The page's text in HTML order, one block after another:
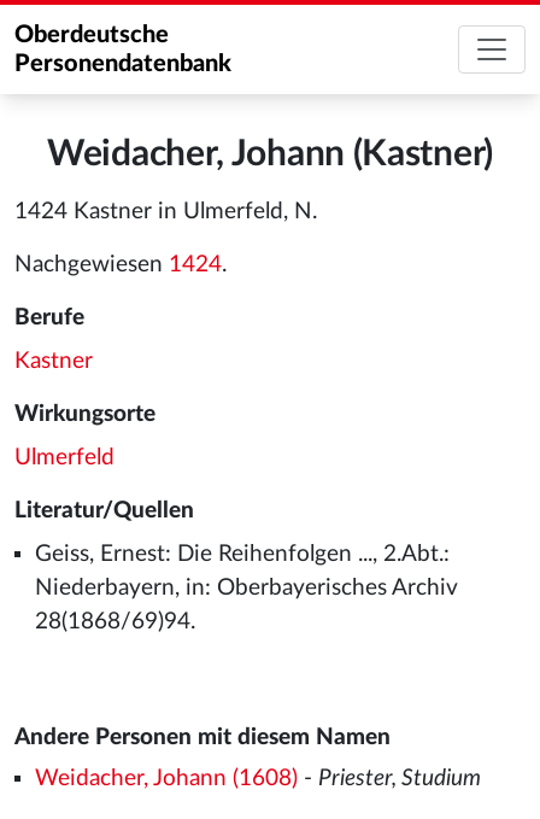
Oberdeutsche
Personendatenbank
Weidacher, Johann (Kastner)
1424 Kastner in Ulmerfeld, N.
Nachgewiesen 1424.
Berufe
Kastner
Wirkungsorte
Ulmerfeld
Literatur/Quellen
Geiss, Ernest: Die Reihenfolgen ..., 2.Abt.:
Niederbayern, in: Oberbayerisches Archiv
28(1868/69)94.
Andere Personen mit diesem Namen
Weidacher, Johann (1608)- Priester, Studium